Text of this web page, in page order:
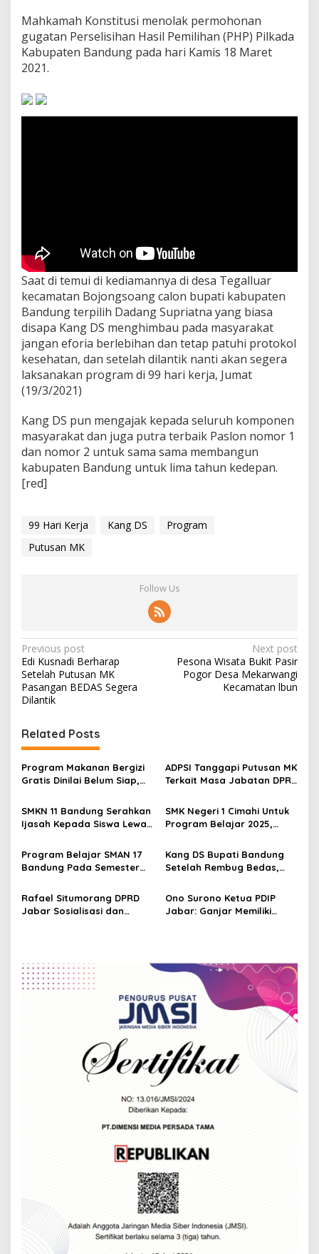
a
m
d
i
Mahkamah Konstitusi menolak permohonan
gugatan Perselisihan Hasil Pemilihan (PHP) Pilkada
Kabupaten Bandung pada hari Kamis 18 Maret
2021.
Saat di temui di kediamannya di desa Tegalluar
kecamatan Bojongsoang calon bupati kabupaten
Bandung terpilih Dadang Supriatna yang biasa
disapa Kang DS menghimbau pada masyarakat
jangan eforia berlebihan dan tetap patuhi protokol
kesehatan, dan setelah dilantik nanti akan segera
laksanakan program di 99 hari kerja, Jumat
(19/3/2021)
Kang DS pun mengajak kepada seluruh komponen
masyarakat dan juga putra terbaik Paslon nomor 1
dan nomor 2 untuk sama sama membangun
kabupaten Bandung untuk lima tahun kedepan.
[red]
99 Hari Kerja Kang DS
Program
Putusan MK
Follow Us
P
o
s
t
n
a
v
i
g
a
t
i
o
n
Previous post
Edi Kusnadi Berharap
Setelah Putusan MK
Pasangan BEDAS Segera
Dilantik
Next post
Pesona Wisata Bukit Pasir
Pogor Desa Mekarwangi
Kecamatan lbun
Related Posts
Program Makanan Bergizi
Gratis Dinilai Belum Siap,
ADPSI Tanggapi Putusan MK
Terkait Masa Jabatan DPRD
SMKN 11 Bandung Serahkan
Ijasah Kepada Siswa Lewat
SMK Negeri 1 Cimahi Untuk
Program Belajar 2025,
Bersertifikasi
Program Belajar SMAN 17
Bandung Pada Semester
Kang DS Bupati Bandung
Setelah Rembug Bedas,
Himawan
Rafael Situmorang DPRD
Jabar Sosialisasi dan
Ono Surono Ketua PDIP
Jabar: Ganjar Memiliki